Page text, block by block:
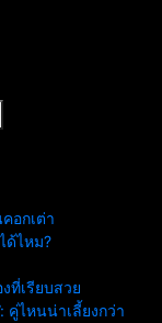
อกเต่า
ด้ไหม?
ที่เรียบสวย
คู่ไหนน่าเลี้ยงกว่า